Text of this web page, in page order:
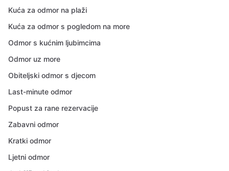
Kuća za odmor na plaži
Kuća za odmor s pogledom na more
Odmor s kućnim ljubimcima
Odmor uz more
Obiteljski odmor s djecom
Last-minute odmor
Popust za rane rezervacije
Zabavni odmor
Kratki odmor
Ljetni odmor